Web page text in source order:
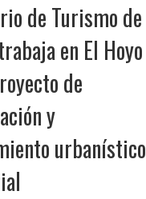
de Turismo de
en El Hoyo
de
y
urbanístico